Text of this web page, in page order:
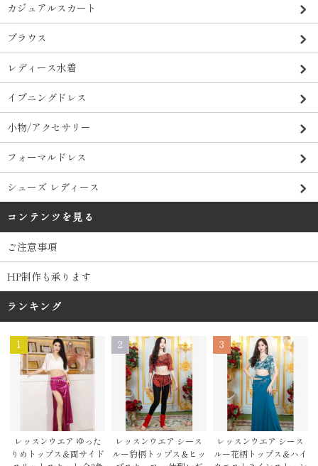
カジュアルスカート
ブラウス
レディース水着
イブニングドレス
小物/アクセサリー
フォーマルドレス
シューズ レディース
コンテンツを見る
ご注意事項
HP制作も承ります
ランキング
1
レッスンウエア ゆった
りめトップス＆両サイド
2
レッスンウエア シース
ルー豹柄トップス＆ヒッ
3
レッスンウエア シース
ルー花柄トップス＆ハイ